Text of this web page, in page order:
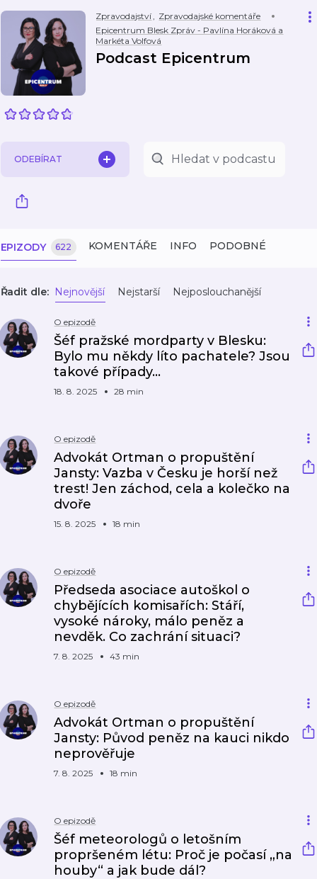
Zpravodajství, Zpravodajské komentáře
Epicentrum Blesk Zpráv - Pavlína Horáková a
Markéta Volfová
Podcast Epicentrum
ODEBÍRAT
EPIZODY 622 KOMENTÁŘE INFO PODOBNÉ
Řadit dle: Nejnovější Nejstarší Nejposlouchanější
O epizodě
Šéf pražské mordparty v Blesku:
Bylo mu někdy líto pachatele? Jsou
takové případy…
18. 8. 2025 28 min
O epizodě
Advokát Ortman o propuštění
Jansty: Vazba v Česku je horší než
trest! Jen záchod, cela a kolečko na
dvoře
15. 8. 2025 18 min
O epizodě
Předseda asociace autoškol o
chybějících komisařích: Stáří,
vysoké nároky, málo peněz a
nevděk. Co zachrání situaci?
7. 8. 2025 43 min
O epizodě
Advokát Ortman o propuštění
Jansty: Původ peněz na kauci nikdo
neprověřuje
7. 8. 2025 18 min
O epizodě
Šéf meteorologů o letošním
propršeném létu: Proč je počasí „na
houby“ a jak bude dál?